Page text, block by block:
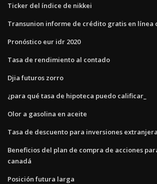
Ticker del índice de nikkei
Transunion informe de crédito gratis en línea
Pronóstico eur idr 2020
Tasa de rendimiento al contado
Djia futuros zorro
¿para qué tasa de hipoteca puedo calificar_
Olor a gasolina en aceite
Tasa de descuento para inversiones
Beneficios del plan de compra de acciones
canadá
Posición futura larga